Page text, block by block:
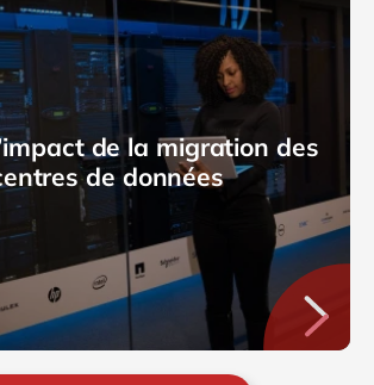
de la migration des
de données